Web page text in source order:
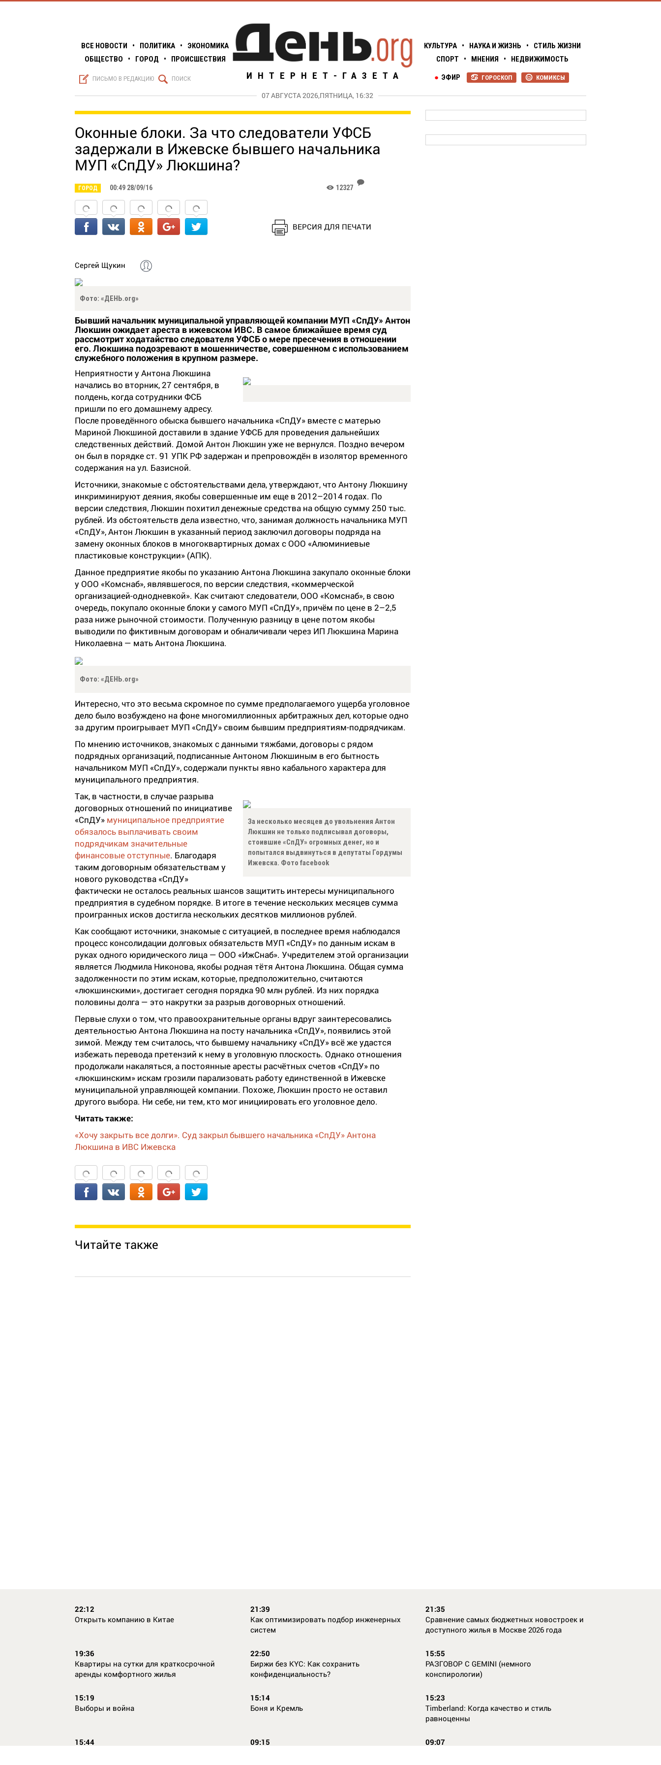
ВСЕ НОВОСТИ • ПОЛИТИКА •
ЭКОНОМИКА
ОБЩЕСТВО
• ГОРОД • ПРОИСШЕСТВИЯ
S ПИСЬМО В РЕДАКЦИЮ Q ПОИСК ИНТЕРНЕТ-ГАЗЕТА
КУЛЬТУРА • НАУКА И ЖИЗНЬ •
СТИЛЬ ЖИЗНИ
СПОРТ
• МНЕНИЯ • НЕДВИЖИМОСТЬ
P КОМИКСЫ
R ГОРОСКОП
● ЭФИР
07 АВГУСТА 2026,ПЯТНИЦА, 16:32
Оконные блоки. За что следователи УФСБ
задержали в Ижевске бывшего начальника
МУП «СпДУ» Люкшина?
ГОРОД 00:49 28/09/16 K 12327
J
ВЕРСИЯ ДЛЯ ПЕЧАТИ
Сергей Щукин
Фото: «ДЕНЬ.org»
Бывший начальник муниципальной управляющей компании МУП «СпДУ» Антон
Люкшин ожидает ареста в ижевском ИВС. В самое ближайшее время суд
рассмотрит ходатайство следователя УФСБ о мере пресечения в отношении
его. Люкшина подозревают в мошенничестве, совершенном с использованием
служебного положения в крупном размере.
Неприятности у Антона Люкшина
начались во вторник, 27 сентября, в
полдень, когда сотрудники ФСБ
пришли по его домашнему адресу.
После проведённого обыска бывшего начальника «СпДУ» вместе с матерью
Мариной Люкшиной доставили в здание УФСБ для проведения дальнейших
следственных действий. Домой Антон Люкшин уже не вернулся. Поздно вечером
он был в порядке ст. 91 УПК РФ задержан и препровождён в изолятор временного
содержания на ул. Базисной.
Источники, знакомые с обстоятельствами дела, утверждают, что Антону Люкшину
инкриминируют деяния, якобы совершенные им еще в 2012–2014 годах. По
версии следствия, Люкшин похитил денежные средства на общую сумму 250 тыс.
рублей. Из обстоятельств дела известно, что, занимая должность начальника МУП
«СпДУ», Антон Люкшин в указанный период заключил договоры подряда на
замену оконных блоков в многоквартирных домах с ООО «Алюминиевые
пластиковые конструкции» (АПК).
Данное предприятие якобы по указанию Антона Люкшина закупало оконные блоки
у ООО «Комснаб», являвшегося, по версии следствия, «коммерческой
организацией-однодневкой». Как считают следователи, ООО «Комснаб», в свою
очередь, покупало оконные блоки у самого МУП «СпДУ», причём по цене в 2–2,5
раза ниже рыночной стоимости. Полученную разницу в цене потом якобы
выводили по фиктивным договорам и обналичивали через ИП Люкшина Марина
Николаевна — мать Антона Люкшина.
Фото: «ДЕНЬ.org»
Интересно, что это весьма скромное по сумме предполагаемого ущерба уголовное
дело было возбуждено на фоне многомиллионных арбитражных дел, которые одно
за другим проигрывает МУП «СпДУ» своим бывшим предприятиям-подрядчикам.
По мнению источников, знакомых с данными тяжбами, договоры с рядом
подрядных организаций, подписанные Антоном Люкшиным в его бытность
начальником МУП «СпДУ», содержали пункты явно кабального характера для
муниципального предприятия.
За несколько месяцев до увольнения Антон
Люкшин не только подписывал договоры,
стоившие «СпДУ» огромных денег, но и
попытался выдвинуться в депутаты Гордумы
Ижевска. Фото facebook
Так, в частности, в случае разрыва
договорных отношений по инициативе
«СпДУ» муниципальное предприятие
обязалось выплачивать своим
подрядчикам значительные
финансовые отступные. Благодаря
таким договорным обязательствам у
нового руководства «СпДУ»
фактически не осталось реальных шансов защитить интересы муниципального
предприятия в судебном порядке. В итоге в течение нескольких месяцев сумма
проигранных исков достигла нескольких десятков миллионов рублей.
Как сообщают источники, знакомые с ситуацией, в последнее время наблюдался
процесс консолидации долговых обязательств МУП «СпДУ» по данным искам в
руках одного юридического лица — ООО «ИжСнаб». Учредителем этой организации
является Людмила Никонова, якобы родная тётя Антона Люкшина. Общая сумма
задолженности по этим искам, которые, предположительно, считаются
«люкшинскими», достигает сегодня порядка 90 млн рублей. Из них порядка
половины долга — это накрутки за разрыв договорных отношений.
Первые слухи о том, что правоохранительные органы вдруг заинтересовались
деятельностью Антона Люкшина на посту начальника «СпДУ», появились этой
зимой. Между тем считалось, что бывшему начальнику «СпДУ» всё же удастся
избежать перевода претензий к нему в уголовную плоскость. Однако отношения
продолжали накаляться, а постоянные аресты расчётных счетов «СпДУ» по
«люкшинским» искам грозили парализовать работу единственной в Ижевске
муниципальной управляющей компании. Похоже, Люкшин просто не оставил
другого выбора. Ни себе, ни тем, кто мог инициировать его уголовное дело.
Читать также:
«Хочу закрыть все долги». Суд закрыл бывшего начальника «СпДУ» Антона
Люкшина в ИВС Ижевска
Читайте также
22:12
Открыть компанию в Китае
21:39
Как оптимизировать подбор инженерных
систем
21:35
Сравнение самых бюджетных новостроек и
доступного жилья в Москве 2026 года
19:36
Квартиры на сутки для краткосрочной
аренды комфортного жилья
22:50
Биржи без KYC: Как сохранить
конфиденциальность?
15:55
РАЗГОВОР С GEMINI (немного
конспирологии)
15:19
Выборы и война
15:14
Боня и Кремль
15:23
Timberland: Когда качество и стиль
равноценны
15:44
09:15
09:07